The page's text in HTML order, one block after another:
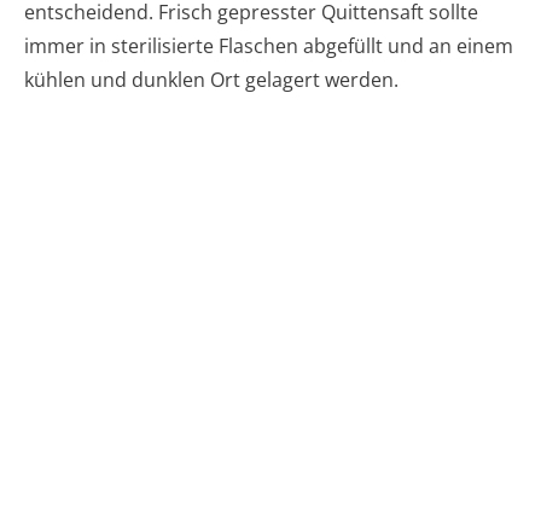
entscheidend. Frisch gepresster Quittensaft sollte
immer in sterilisierte Flaschen abgefüllt und an einem
kühlen und dunklen Ort gelagert werden.